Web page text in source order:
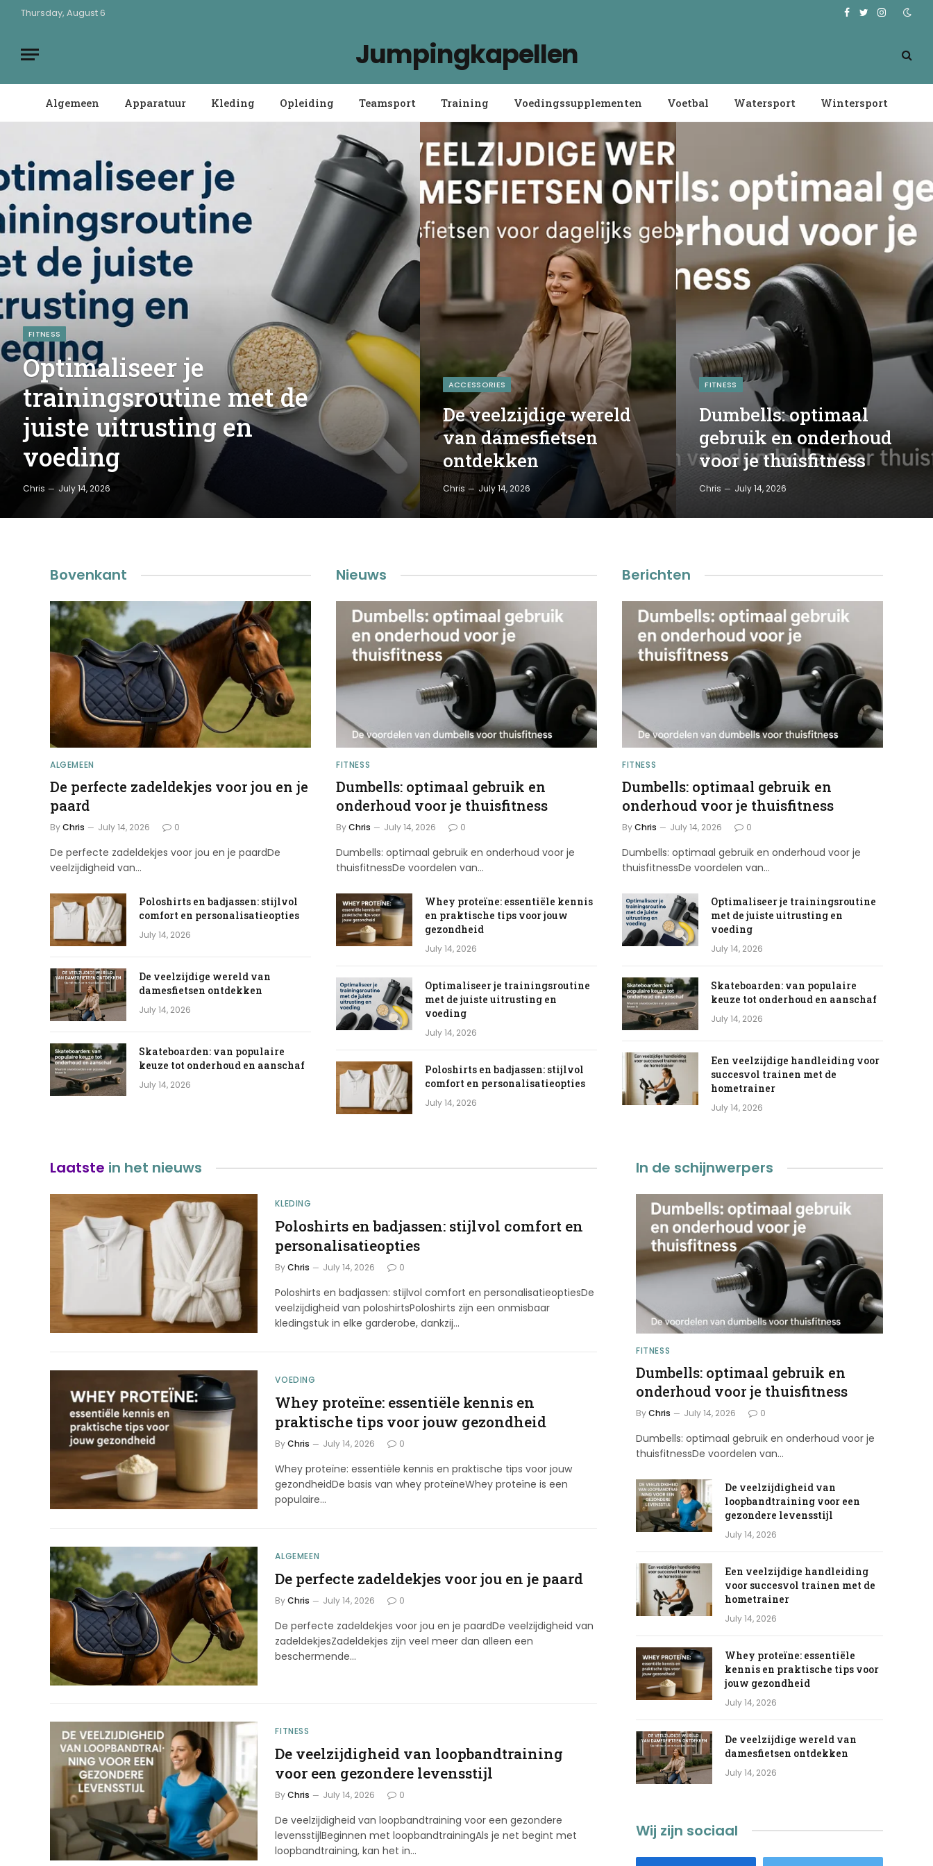
Thursday, August 6 Facebook
TwitterInstagram
Jumpingkapellen
Algemeen Apparatuur Kleding Opleiding Teamsport Training Voedingssupplementen Voetbal Watersport Wintersport
FITNESS
Optimaliseer je
trainingsroutine met de
juiste uitrusting en
voeding
Chris July 14, 2026
ACCESSORIES
De veelzijdige wereld
van damesfietsen
ontdekken
Chris July 14, 2026
FITNESS
Dumbells: optimaal
gebruik en onderhoud
voor je thuisfitness
Chris July 14, 2026
Bovenkant
ALGEMEEN
De perfecte zadeldekjes voor jou en je
paard
ByChris July 14, 2026 0
De perfecte zadeldekjes voor jou en je paardDe
veelzijdigheid van…
Poloshirts en badjassen: stijlvol
comfort en personalisatieopties
July 14, 2026
De veelzijdige wereld van
damesfietsen ontdekken
July 14, 2026
Skateboarden: van populaire
keuze tot onderhoud en aanschaf
July 14, 2026
Nieuws
FITNESS
Dumbells: optimaal gebruik en
onderhoud voor je thuisfitness
ByChris July 14, 2026 0
Dumbells: optimaal gebruik en onderhoud voor je
thuisfitnessDe voordelen van…
Whey proteïne: essentiële kennis
en praktische tips voor jouw
gezondheid
July 14, 2026
Optimaliseer je trainingsroutine
met de juiste uitrusting en
voeding
July 14, 2026
Poloshirts en badjassen: stijlvol
comfort en personalisatieopties
July 14, 2026
Berichten
FITNESS
Dumbells: optimaal gebruik en
onderhoud voor je thuisfitness
ByChris July 14, 2026 0
Dumbells: optimaal gebruik en onderhoud voor je
thuisfitnessDe voordelen van…
Optimaliseer je trainingsroutine
met de juiste uitrusting en
voeding
July 14, 2026
Skateboarden: van populaire
keuze tot onderhoud en aanschaf
July 14, 2026
Een veelzijdige handleiding voor
succesvol trainen met de
hometrainer
July 14, 2026
Laatste in het nieuws
KLEDING
Poloshirts en badjassen: stijlvol comfort en
personalisatieopties
By Chris July 14, 2026 0
Poloshirts en badjassen: stijlvol comfort en personalisatieoptiesDe
veelzijdigheid van poloshirtsPoloshirts zijn een onmisbaar
kledingstuk in elke garderobe, dankzij…
VOEDING
Whey proteïne: essentiële kennis en
praktische tips voor jouw gezondheid
By Chris July 14, 2026 0
Whey proteïne: essentiële kennis en praktische tips voor jouw
gezondheidDe basis van whey proteïneWhey proteïne is een
populaire…
ALGEMEEN
De perfecte zadeldekjes voor jou en je paard
By Chris July 14, 2026 0
De perfecte zadeldekjes voor jou en je paardDe veelzijdigheid van
zadeldekjesZadeldekjes zijn veel meer dan alleen een
beschermende…
FITNESS
De veelzijdigheid van loopbandtraining
voor een gezondere levensstijl
By Chris July 14, 2026 0
De veelzijdigheid van loopbandtraining voor een gezondere
levensstijlBeginnen met loopbandtrainingAls je net begint met
loopbandtraining, kan het in…
In de schijnwerpers
FITNESS
Dumbells: optimaal gebruik en
onderhoud voor je thuisfitness
ByChris July 14, 2026 0
Dumbells: optimaal gebruik en onderhoud voor je
thuisfitnessDe voordelen van…
De veelzijdigheid van
loopbandtraining voor een
gezondere levensstijl
July 14, 2026
Een veelzijdige handleiding
voor succesvol trainen met de
hometrainer
July 14, 2026
Whey proteïne: essentiële
kennis en praktische tips voor
jouw gezondheid
July 14, 2026
De veelzijdige wereld van
damesfietsen ontdekken
July 14, 2026
Wij zijn sociaal